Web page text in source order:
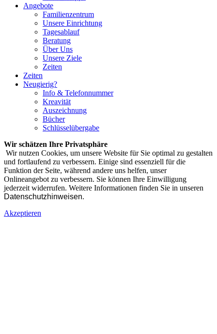
Angebote
Familienzentrum
Unsere Einrichtung
Tagesablauf
Beratung
Über Uns
Unsere Ziele
Zeiten
Zeiten
Neugierig?
Info & Telefonnummer
Kreavität
Auszeichnung
Bücher
Schlüsselübergabe
Wir schätzen Ihre Privatsphäre
Wir nutzen Cookies, um unsere Website für Sie optimal zu gestalten
und fortlaufend zu verbessern. Einige sind essenziell für die
Funktion der Seite, während andere uns helfen, unser
Onlineangebot zu verbessern. Sie können Ihre Einwilligung
jederzeit widerrufen. Weitere Informationen finden Sie in unseren
Datenschutzhinweisen.
Akzeptieren